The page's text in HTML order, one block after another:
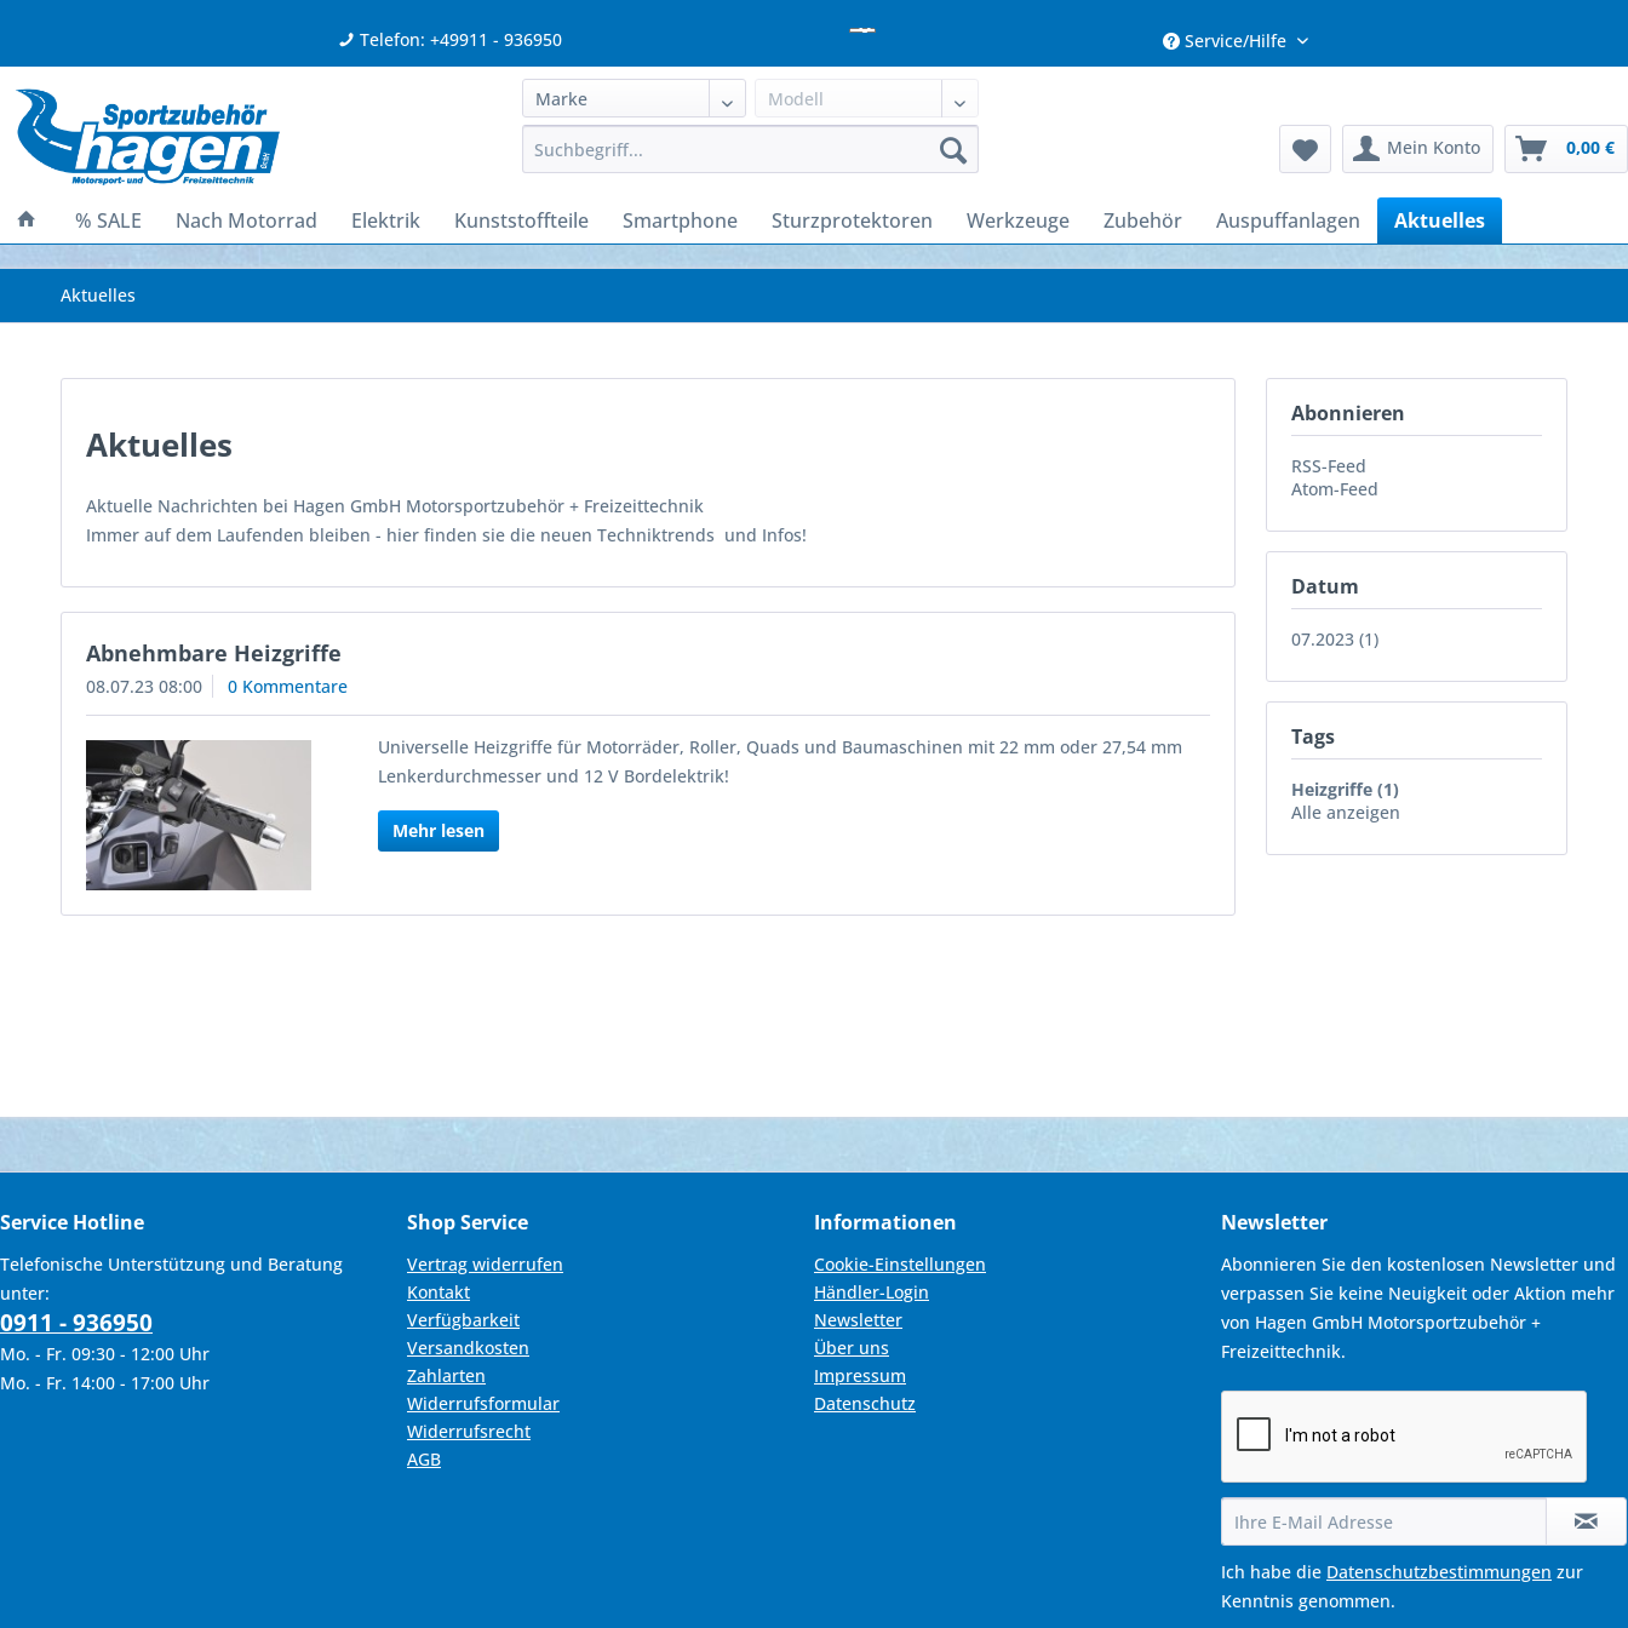
Telefon: +49911 - 936950 Service/Hilfe
Mein Konto 0,00 €
% SALE Nach Motorrad Elektrik Kunststoffteile Smartphone Sturzprotektoren Werkzeuge Zubehör Auspuffanlagen Aktuelles
Aktuelles
Abonnieren
RSS-Feed
Atom-Feed
Datum
07.2023 (1)
Tags
Heizgriffe (1)
Alle anzeigen
Aktuelles
Aktuelle Nachrichten bei Hagen GmbH Motorsportzubehör + Freizeittechnik
Immer auf dem Laufenden bleiben - hier finden sie die neuen Techniktrends und Infos!
Abnehmbare Heizgriffe
08.07.23 08:00 0 Kommentare
Universelle Heizgriffe für Motorräder, Roller, Quads und Baumaschinen mit 22 mm oder 27,54 mm
Lenkerdurchmesser und 12 V Bordelektrik!
Mehr lesen
Service Hotline
Telefonische Unterstützung und Beratung
unter:
0911 - 936950
Mo. - Fr. 09:30 - 12:00 Uhr
Mo. - Fr. 14:00 - 17:00 Uhr
Shop Service
Vertrag widerrufen
Kontakt
Verfügbarkeit
Versandkosten
Zahlarten
Widerrufsformular
Widerrufsrecht
AGB
Informationen
Cookie-Einstellungen
Händler-Login
Newsletter
Über uns
Impressum
Datenschutz
Newsletter
Abonnieren Sie den kostenlosen Newsletter und
verpassen Sie keine Neuigkeit oder Aktion mehr
von Hagen GmbH Motorsportzubehör +
Freizeittechnik.
Ich habe die Datenschutzbestimmungen zur
Kenntnis genommen.